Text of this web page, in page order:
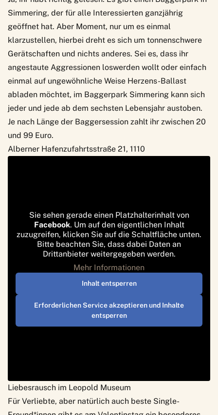
Simmering, der für alle Interessierten ganzjährig
geöffnet hat. Aber Moment, nur um es einmal
klarzustellen, hierbei dreht es sich um tonnenschwere
Gerätschaften und nichts anderes. Sei es, dass ihr
angestaute Aggressionen loswerden wollt oder einfach
einmal auf ungewöhnliche Weise Herzens-Ballast
abladen möchtet, im Baggerpark Simmering kann sich
jeder und jede ab dem sechsten Lebensjahr austoben.
Je nach Länge der Baggersession zahlt ihr zwischen 20
und 99 Euro.
Alberner Hafenzufahrtsstraße 21, 1110
Sie sehen gerade einen Platzhalterinhalt von
Facebook. Um auf den eigentlichen Inhalt
zuzugreifen, klicken Sie auf die Schaltfläche unten.
Bitte beachten Sie, dass dabei Daten an
Drittanbieter weitergegeben werden.
Mehr Informationen
Inhalt entsperren
Erforderlichen Service akzeptieren und Inhalte
entsperren
Liebesrausch im Leopold Museum
Für Verliebte, aber natürlich auch beste Single-